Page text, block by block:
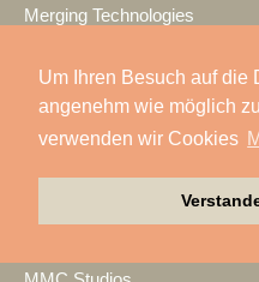
Um Ihren Besuch auf die
angenehm wie möglich
verwenden wir Cookies
Merging Technologies
Meyer Sound
MILOS
Ministry of Light
MisterMaster
MKM Event Show Technik